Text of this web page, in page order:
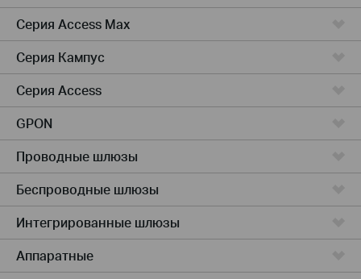
Серия Access Max
Серия Кампус
Серия Access
GPON
Проводные шлюзы
Беспроводные шлюзы
Интегрированные шлюзы
Аппаратные